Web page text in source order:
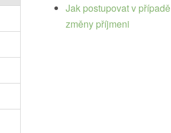
Jak postupovat v případě
změny příjmeni